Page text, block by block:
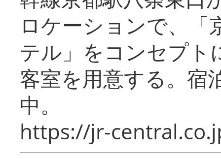
ロケーションで、「
テル」をコンセプト
客室を用意する。宿
中。
https://jr-